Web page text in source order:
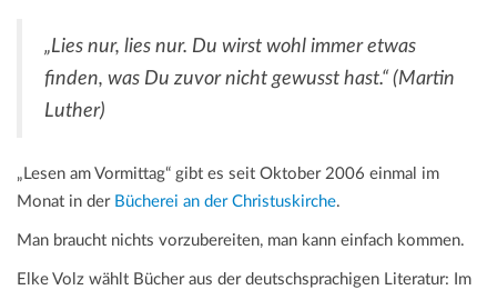
„Lies nur, lies nur. Du wirst wohl immer etwas
finden, was Du zuvor nicht gewusst hast.“ (Martin
Luther)
„Lesen am Vormittag“ gibt es seit Oktober 2006 einmal im
Monat in der Bücherei an der Christuskirche.
Man braucht nichts vorzubereiten, man kann einfach kommen.
Elke Volz wählt Bücher aus der deutschsprachigen Literatur: Im